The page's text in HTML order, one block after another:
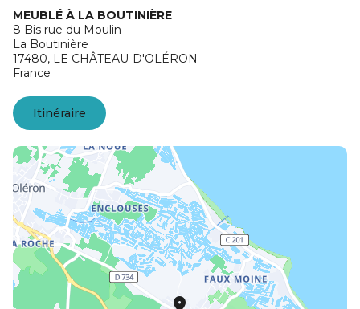
MEUBLÉ À LA BOUTINIÈRE
8 Bis rue du Moulin
La Boutinière
17480, LE CHÂTEAU-D'OLÉRON
France
Itinéraire